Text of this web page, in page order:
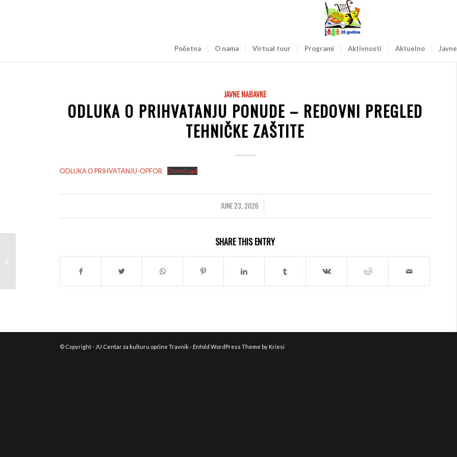
Početna O nama Virtual tour Programi Aktivnosti Aktuelno
JAVNE NABAVKE
ODLUKA O PRIHVATANJU PONUDE – REDOVNI PREGLED
TEHNIČKE ZAŠTITE
ODLUKA O PRIHVATANJU-OPFOR Download
JUNE 23, 2026
/
SHARE THIS ENTRY
© Copyright - JU Centar za kulturu općine Travnik- Enfold WordPress Theme by Kriesi
ISPRAVNOSTI TEHNIČKE...